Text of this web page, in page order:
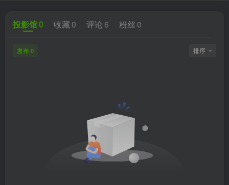
投影馆0 收藏 0 评论 6 粉丝 0
发布 0 排序